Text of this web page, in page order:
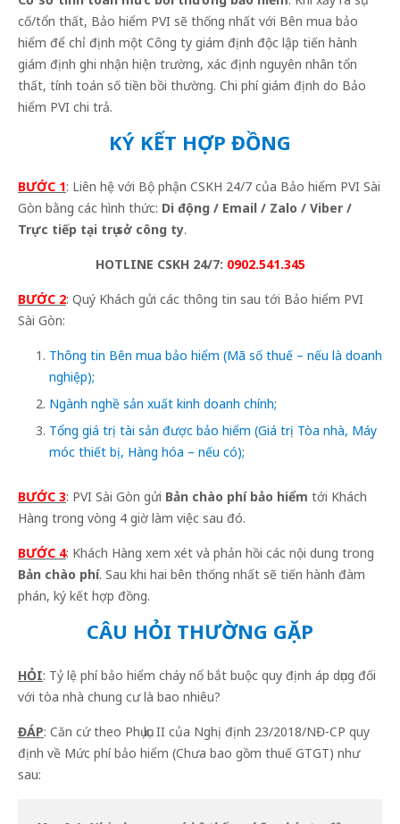
cố/tổn thất, Bảo hiểm PVI sẽ thống nhất với Bên mua bảo
hiểm để chỉ định một Công ty giám định độc lập tiến hành
giám định ghi nhận hiện trường, xác định nguyên nhân tổn
thất, tính toán số tiền bồi thường. Chi phí giám định do Bảo
hiểm PVI chi trả.
KÝ KẾT HỢP ĐỒNG
BƯỚC 1: Liên hệ với Bộ phận CSKH 24/7 của Bảo hiểm PVI Sài
Gòn bằng các hình thức: Di động / Email / Zalo / Viber /
Trực tiếp tại trụ sở công ty.
HOTLINE CSKH 24/7: 0902.541.345
BƯỚC 2: Quý Khách gửi các thông tin sau tới Bảo hiểm PVI
Sài Gòn:
Thông tin Bên mua bảo hiểm (Mã số thuế – nếu là doanh
nghiệp);
Ngành nghề sản xuất kinh doanh chính;
Tổng giá trị tài sản được bảo hiểm (Giá trị Tòa nhà, Máy
móc thiết bị, Hàng hóa – nếu có);
BƯỚC 3: PVI Sài Gòn gửi Bản chào phí bảo hiểm tới Khách
Hàng trong vòng 4 giờ làm việc sau đó.
BƯỚC 4: Khách Hàng xem xét và phản hồi các nội dung trong
Bản chào phí. Sau khi hai bên thống nhất sẽ tiến hành đàm
phán, ký kết hợp đồng.
CÂU HỎI THƯỜNG GẶP
HỎI: Tỷ lệ phí bảo hiểm cháy nổ bắt buộc quy định áp dụng đối
với tòa nhà chung cư là bao nhiêu?
ĐÁP: Căn cứ theo Phụ lục II của Nghị định 23/2018/NĐ-CP quy
định về Mức phí bảo hiểm (Chưa bao gồm thuế GTGT) như
sau: